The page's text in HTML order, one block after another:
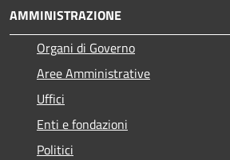
AMMINISTRAZIONE
Organi di Governo
Aree Amministrative
Uffici
Enti e fondazioni
Politici